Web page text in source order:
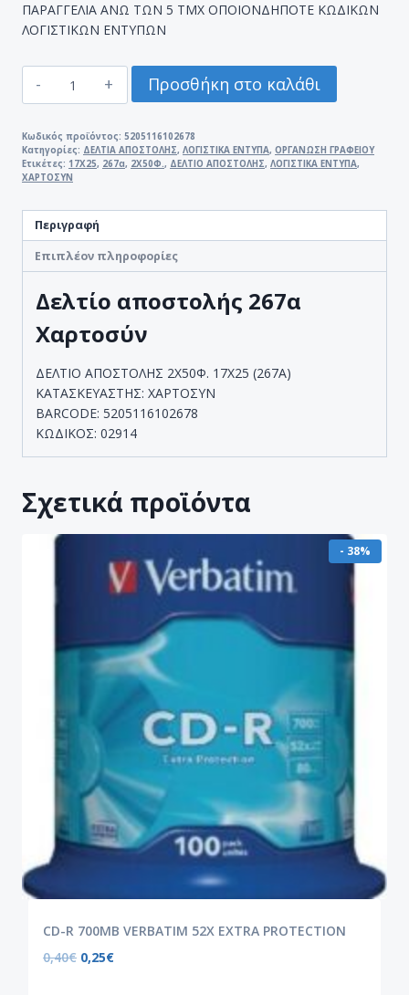
ΠΑΡΑΓΓΕΛΙΑ ΑΝΩ ΤΩΝ 5 ΤΜΧ ΟΠΟΙΟΝΔΗΠΟΤΕ ΚΩΔΙΚΩΝ
ΛΟΓΙΣΤΙΚΩΝ ΕΝΤΥΠΩΝ
ΑΠΟΣΤΟΛΗΣ
2Χ50Φ.
17Χ25
ΧΑΡΤΟΣΥΝ
Προσθήκη στο καλάθι
Κωδικός προϊόντος: 5205116102678
Κατηγορίες: ΔΕΛΤΙΑ ΑΠΟΣΤΟΛΗΣ, ΛΟΓΙΣΤΙΚΑ ΕΝΤΥΠΑ, ΟΡΓΑΝΩΣΗ ΓΡΑΦΕΙΟΥ
Ετικέτες: 17Χ25, 267α, 2Χ50Φ., ΔΕΛΤΙΟ ΑΠΟΣΤΟΛΗΣ, ΛΟΓΙΣΤΙΚΑ ΕΝΤΥΠΑ,
ΧΑΡΤΟΣΥΝ
Περιγραφή
Επιπλέον πληροφορίες
Δελτίο αποστολής 267α
Χαρτοσύν
ΔΕΛΤΙΟ ΑΠΟΣΤΟΛΗΣ 2Χ50Φ. 17Χ25 (267Α)
ΚΑΤΑΣΚΕΥΑΣΤΗΣ: ΧΑΡΤΟΣΥΝ
BARCODE: 5205116102678
ΚΩΔΙΚΟΣ: 02914
Σχετικά προϊόντα
- 38%
CD-R 700MB VERBATIM 52X EXTRA PROTECTION
0,40€ 0,25€